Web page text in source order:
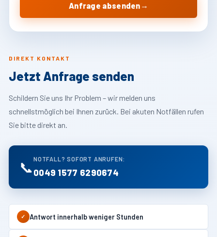
DIREKT KONTAKT
Jetzt Anfrage senden
Schildern Sie uns Ihr Problem – wir melden uns
schnellstmöglich bei Ihnen zurück. Bei akuten Notfällen rufen
Sie bitte direkt an.
📞 NOTFALL? SOFORT ANRUFEN:
0049 1577 6290674
✓ Antwort innerhalb weniger Stunden
Anfrage absenden →